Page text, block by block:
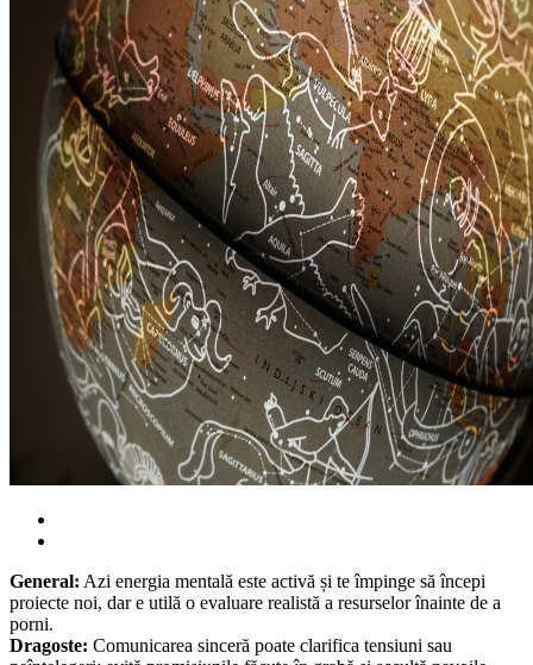
General: Azi energia mentală este activă și te împinge să începi
proiecte noi, dar e utilă o evaluare realistă a resurselor înainte de a
porni.
Dragoste: Comunicarea sinceră poate clarifica tensiuni sau